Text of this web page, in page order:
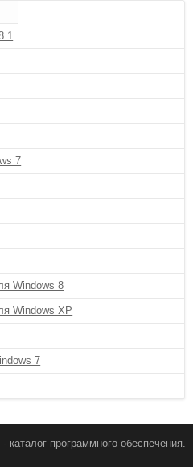
7
Windows 8
Windows XP
7
программного обеспечения.